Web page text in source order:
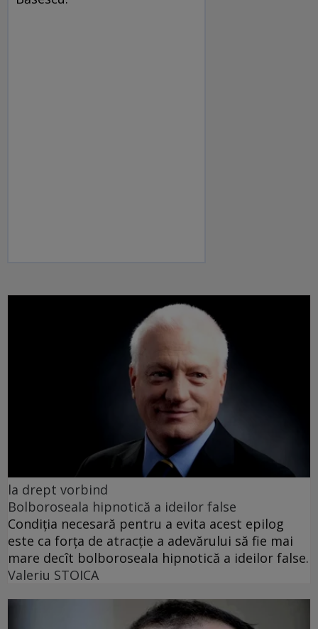
la drept vorbind
Bolboroseala hipnotică a ideilor false
Condiția necesară pentru a evita acest epilog
este ca forța de atracție a adevărului să fie mai
mare decît bolboroseala hipnotică a ideilor false.
Valeriu STOICA